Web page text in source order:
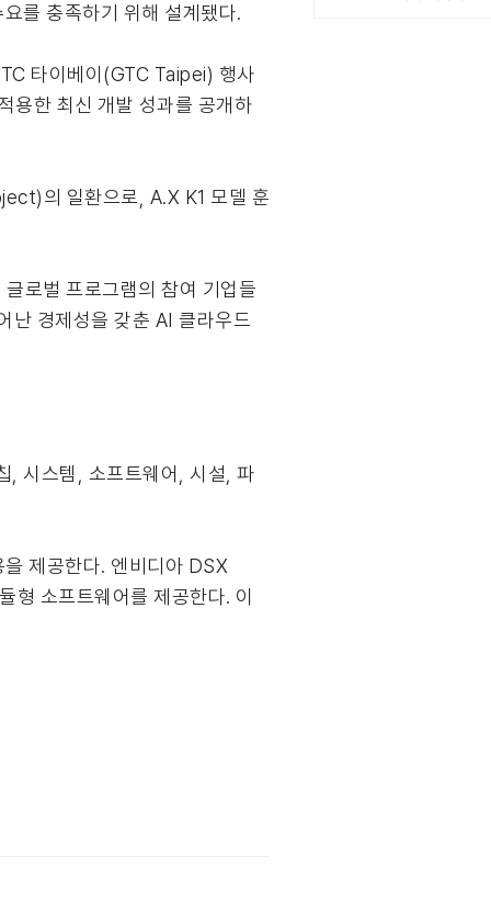
를 충족하기 위해 설계됐다.
타이베이(GTC Taipei) 행사
용한 최신 개발 성과를 공개하
의 일환으로, A.X K1 모델 훈
로벌 프로그램의 참여 기업들
난 경제성을 갖춘 AI 클라우드
, 시스템, 소프트웨어, 시설, 파
제공한다. 엔비디아 DSX
소프트웨어를 제공한다. 이